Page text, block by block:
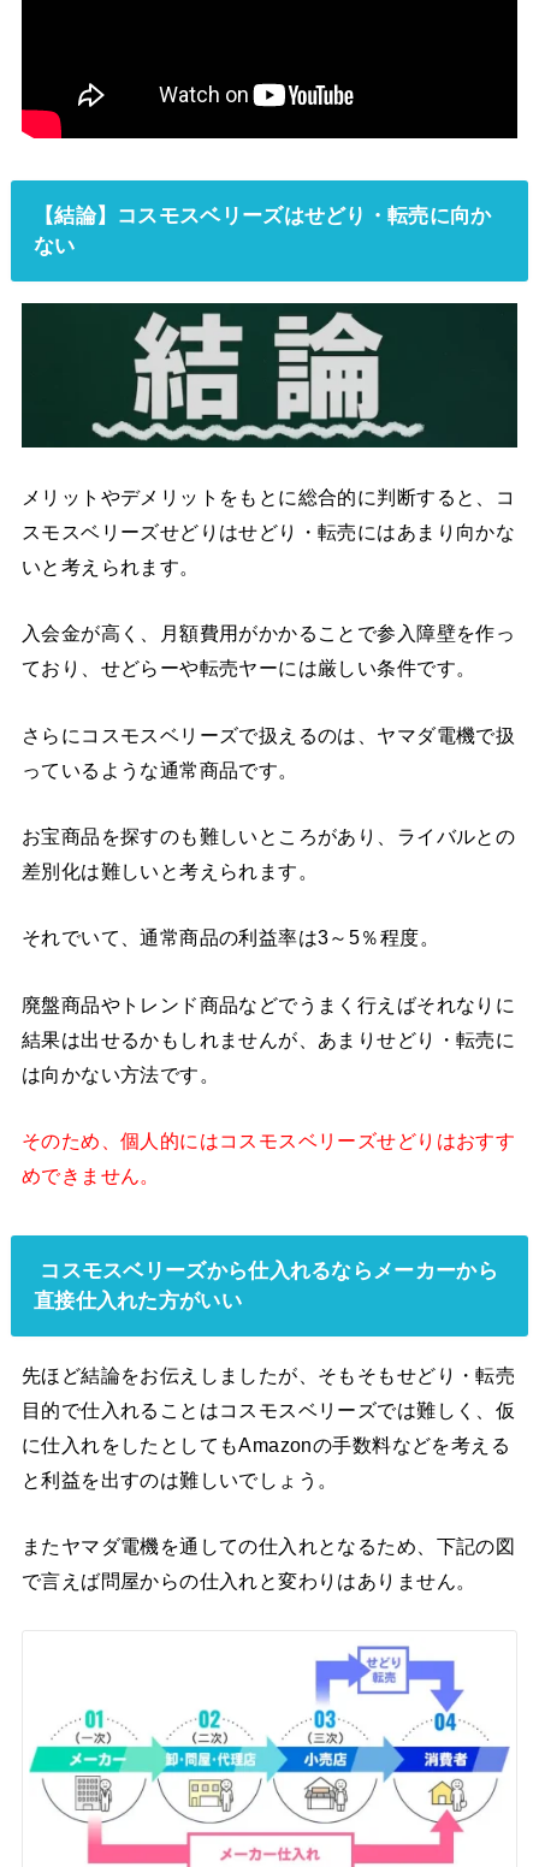
【結論】コスモスベリーズはせどり・転売に向か
ない
メリットやデメリットをもとに総合的に判断すると、コ
スモスベリーズせどりはせどり・転売にはあまり向かな
いと考えられます。
入会金が高く、月額費用がかかることで参入障壁を作っ
ており、せどらーや転売ヤーには厳しい条件です。
さらにコスモスベリーズで扱えるのは、ヤマダ電機で扱
っているような通常商品です。
お宝商品を探すのも難しいところがあり、ライバルとの
差別化は難しいと考えられます。
それでいて、通常商品の利益率は3～5％程度。
廃盤商品やトレンド商品などでうまく行えばそれなりに
結果は出せるかもしれませんが、あまりせどり・転売に
は向かない方法です。
そのため、個人的にはコスモスベリーズせどりはおすす
めできません。
コスモスベリーズから仕入れるならメーカーから
直接仕入れた方がいい
先ほど結論をお伝えしましたが、そもそもせどり・転売
目的で仕入れることはコスモスベリーズでは難しく、仮
に仕入れをしたとしてもAmazonの手数料などを考える
と利益を出すのは難しいでしょう。
またヤマダ電機を通しての仕入れとなるため、下記の図
で言えば問屋からの仕入れと変わりはありません。